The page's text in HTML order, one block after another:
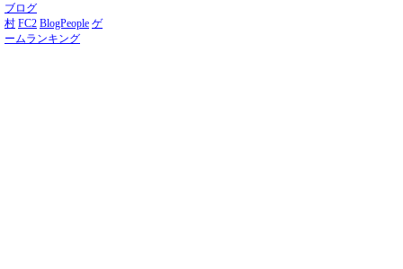
ブログ
村 FC2 BlogPeople ゲ
ームランキング